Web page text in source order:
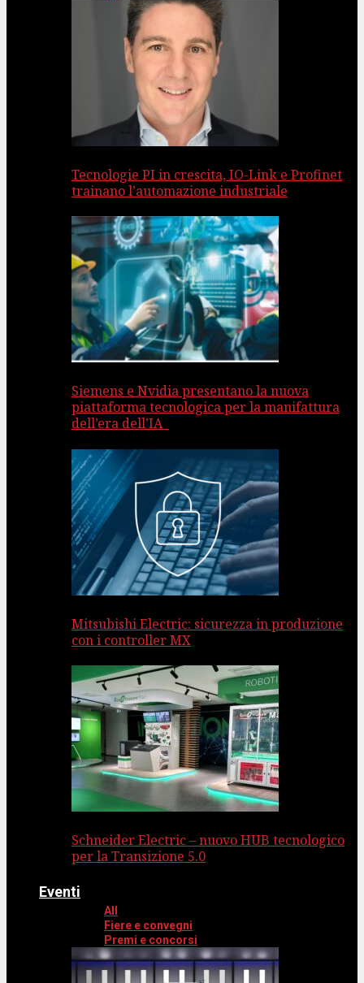
Tecnologie PI in crescita, IO-Link e Profinet
trainano l’automazione industriale
Siemens e Nvidia presentano la nuova
piattaforma tecnologica per la manifattura
dell’era dell’IA
Mitsubishi Electric: sicurezza in produzione
con i controller MX
Schneider Electric – nuovo HUB tecnologico
per la Transizione 5.0
Eventi
All
Fiere e convegni
Premi e concorsi